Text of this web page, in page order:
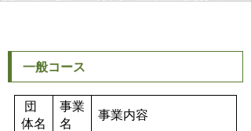
一般コース
団
体名
事業
名
事業内容